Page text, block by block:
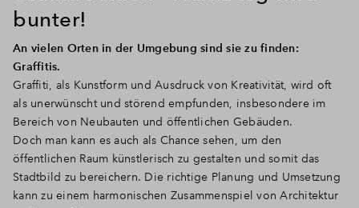
bunter!
An vielen Orten in der Umgebung sind sie zu finden:
Graffitis.
Graffiti, als Kunstform und Ausdruck von Kreativität, wird oft
als unerwünscht und störend empfunden, insbesondere im
Bereich von Neubauten und öffentlichen Gebäuden.
Doch man kann es auch als Chance sehen, um den
öffentlichen Raum künstlerisch zu gestalten und somit das
Stadtbild zu bereichern. Die richtige Planung und Umsetzung
kann zu einem harmonischen Zusammenspiel von Architektur